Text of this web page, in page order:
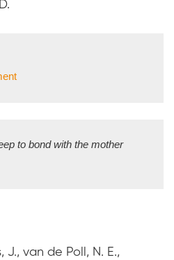
to bond with the mother
J., van de Poll, N. E.,